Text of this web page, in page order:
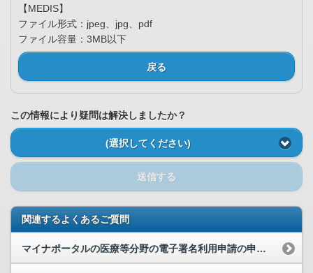
【MEDIS】
ファイル形式：jpeg、jpg、pdf
ファイル容量：3MB以下
戻る
この情報により疑問は解決しましたか？
(選択してください)
送信する
関連するよくあるご質問
マイナポータルの医療等分野の電子署名利用申請の申請時に添付する公的身分証の画像の規格を教えてく...